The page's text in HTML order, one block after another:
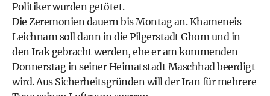
Politiker wurden getötet.
Die Zeremonien dauern bis Montag an. Khameneis
Leichnam soll dann in die Pilgerstadt Ghom und in
den Irak gebracht werden, ehe er am kommenden
Donnerstag in seiner Heimatstadt Maschhad beerdigt
wird. Aus Sicherheitsgründen will der Iran für mehrere